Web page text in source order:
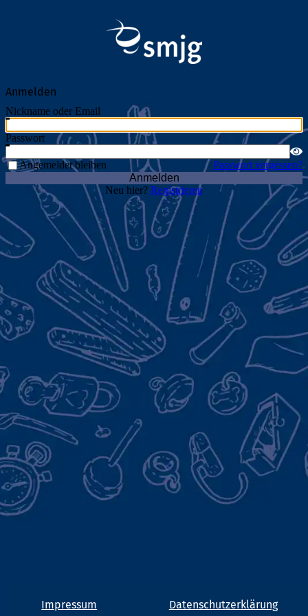
Anmelden
Nickname oder Email
Passwort
Angemeldet bleiben
Passwort vergessen?
Anmelden
Neu hier? Registrieren
Impressum Datenschutzerklärung